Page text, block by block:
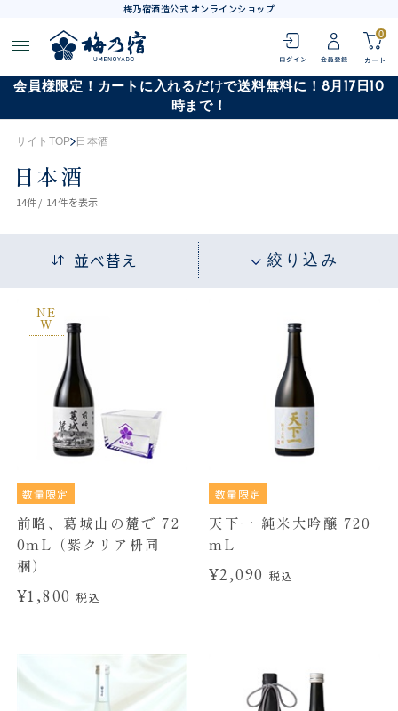
梅乃宿酒造公式 オンラインショップ
0
会員様限定！カートに入れるだけで送料無料に！8月17日10
時まで！
サイトTOP 日本酒
日本酒
14件 / 14件を表示
並べ替え 絞り込み
NE
W
数量限定
前略、葛城山の麓で 72
0mL（紫クリア枡同
梱）
¥1,800税込
数量限定
天下一 純米大吟醸 720
mL
¥2,090 税込